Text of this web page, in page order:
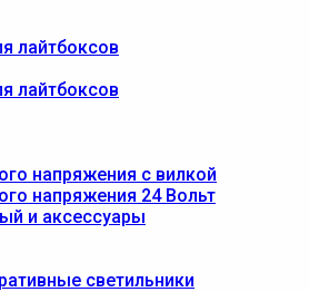
лайтбоксов
лайтбоксов
напряжения с вилкой
напряжения 24 Вольт
и аксессуары
светильники